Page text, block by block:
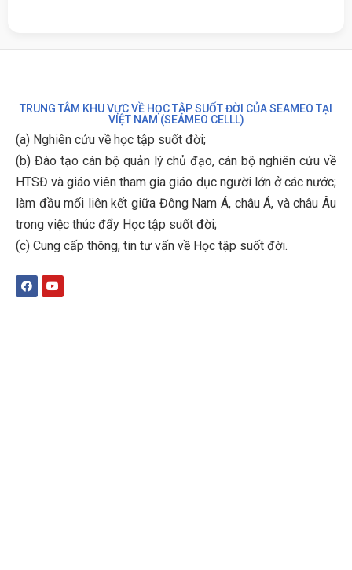
TRUNG TÂM KHU VỰC VỀ HỌC TẬP SUỐT ĐỜI CỦA SEAMEO TẠI
VIỆT NAM (SEAMEO CELLL)
(a) Nghiên cứu về học tập suốt đời;
(b) Đào tạo cán bộ quản lý chủ đạo, cán bộ nghiên cứu về
HTSĐ và giáo viên tham gia giáo dục người lớn ở các nước;
làm đầu mối liên kết giữa Đông Nam Á, châu Á, và châu Âu
trong việc thúc đẩy Học tập suốt đời;
(c) Cung cấp thông, tin tư vấn về Học tập suốt đời.